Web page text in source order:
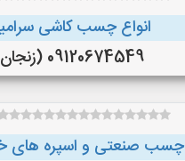
انواع چسب کاشی
09120674549 (زنجان )
چسب صنعتی و اسپره های